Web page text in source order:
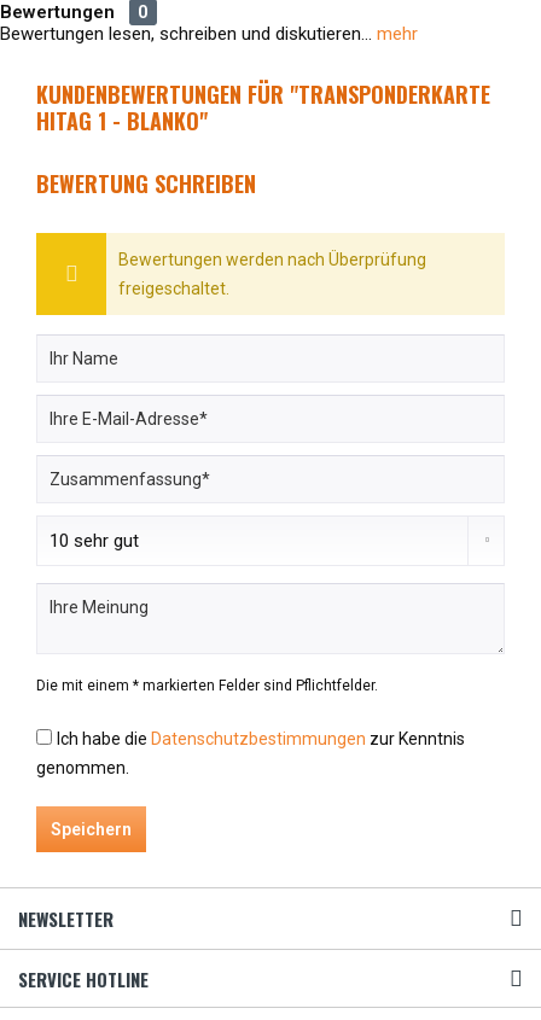
Bewertungen
0
Bewertungen lesen, schreiben und diskutieren... mehr
KUNDENBEWERTUNGEN FÜR "TRANSPONDERKARTE
HITAG 1 - BLANKO"
BEWERTUNG SCHREIBEN
Bewertungen werden nach Überprüfung
freigeschaltet.
Die mit einem * markierten Felder sind Pflichtfelder.
Ich habe die Datenschutzbestimmungen zur Kenntnis
genommen.
Speichern
NEWSLETTER
SERVICE HOTLINE